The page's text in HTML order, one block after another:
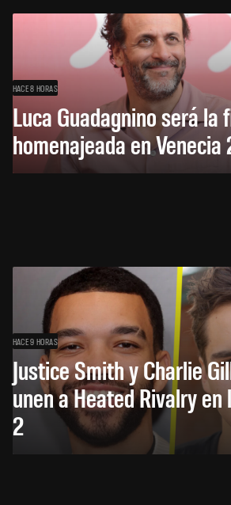
HACE 8 HORAS
Luca Guadagnino será la
homenajeada en
HACE 9 HORAS
Justice Smith y Charlie
unen a Heated Rivalry
2